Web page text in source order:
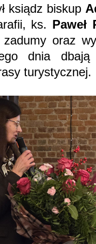
ksiądz biskup
ks. Paweł
oraz
dnia
turystycznej.